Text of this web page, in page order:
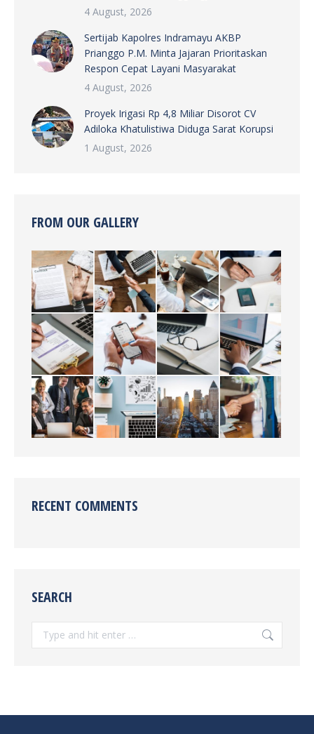
4 August, 2026
Sertijab Kapolres Indramayu AKBP
Prianggo P.M. Minta Jajaran Prioritaskan
Respon Cepat Layani Masyarakat
4 August, 2026
Proyek Irigasi Rp 4,8 Miliar Disorot CV
Adiloka Khatulistiwa Diduga Sarat Korupsi
1 August, 2026
FROM OUR GALLERY
RECENT COMMENTS
SEARCH